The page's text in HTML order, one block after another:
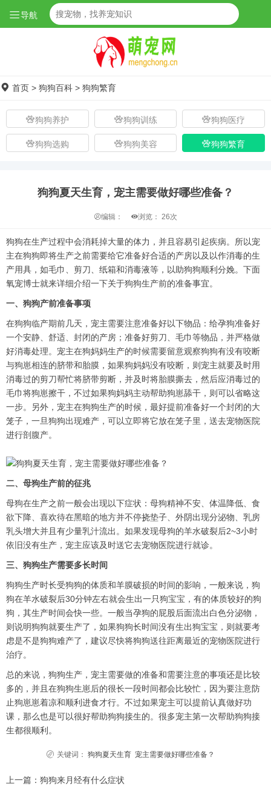
导航
首页 > 狗狗百科 > 狗狗繁育
狗狗养护 狗狗训练 狗狗医疗
狗狗选购 狗狗美容 狗狗繁育
狗狗夏天生育，宠主需要做好哪些准备？
编辑： 浏览： 26次
狗狗在生产过程中会消耗掉大量的体力，并且容易引起疾病。所以宠
主在狗狗即将生产之前需要给它准备好合适的产房以及以作消毒的生
产用具，如毛巾、剪刀、纸箱和消毒液等，以助狗狗顺利分娩。下面
氧宠博士就来详细介绍一下关于狗狗生产前的准备事宜。
一、狗狗产前准备事项
在狗狗临产期前几天，宠主需要注意准备好以下物品：给孕狗准备好
一个安静、舒适、封闭的产房；准备好剪刀、毛巾等物品，并严格做
好消毒处理。宠主在狗妈妈生产的时候需要留意观察狗狗有没有咬断
与狗崽相连的脐带和胎膜，如果狗妈妈没有咬断，则宠主就要及时用
消毒过的剪刀帮忙将脐带剪断，并及时将胎膜撕去，然后应消毒过的
毛巾将狗崽擦干，不过如果狗妈妈主动帮助狗崽舔干，则可以省略这
一步。另外，宠主在狗狗生产的时候，最好提前准备好一个封闭的大
笼子，一旦狗狗出现难产，可以立即将它放在笼子里，送去宠物医院
进行剖腹产。
二、母狗生产前的征兆
母狗在生产之前一般会出现以下症状：母狗精神不安、体温降低、食
欲下降、喜欢待在黑暗的地方并不停挠垫子、外阴出现分泌物、乳房
乳头增大并且有少量乳汁流出。如果发现母狗的羊水破裂后2~3小时
依旧没有生产，宠主应该及时送它去宠物医院进行就诊。
三、狗狗生产需要多长时间
狗狗生产时长受狗狗的体质和羊膜破损的时间的影响，一般来说，狗
狗在羊水破裂后30分钟左右就会生出一只狗宝宝，有的体质较好的狗
狗，其生产时间会快一些。一般当孕狗的屁股后面流出白色分泌物，
则说明狗狗就要生产了，如果狗狗长时间没有生出狗宝宝，则就要考
虑是不是狗狗难产了，建议尽快将狗狗送往距离最近的宠物医院进行
治疗。
总的来说，狗狗生产，宠主需要做的准备和需要注意的事项还是比较
多的，并且在狗狗生崽后的很长一段时间都会比较忙，因为要注意防
止狗崽崽着凉和顺利进食才行。不过如果宠主可以提前认真做好功
课，那么也是可以很好帮助狗狗接生的。很多宠主第一次帮助狗狗接
生都很顺利。
关键词： 狗狗夏天生育 宠主需要做好哪些准备？
上一篇： 狗狗来月经有什么症状